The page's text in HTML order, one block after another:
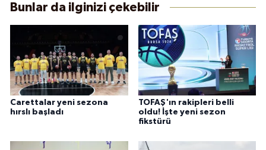
Bunlar da ilginizi çekebilir
Carettalar yeni sezona
hırslı başladı
TOFAŞ'ın rakipleri belli
oldu! İşte yeni sezon
fikstürü